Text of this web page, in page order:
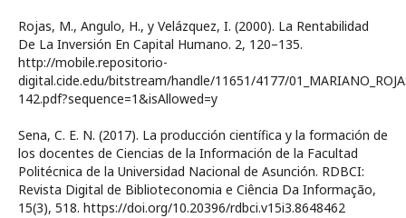
Rojas, M., Angulo, H., y Velázquez, I. (2000). La Rentabilidad
De La Inversión En Capital Humano. 2, 120–135.
http://mobile.repositorio-
digital.cide.edu/bitstream/handle/11651/4177/
142.pdf?sequence=1&isAllowed=y
Sena, C. E. N. (2017). La producción científica y la formación de
los docentes de Ciencias de la Información de la Facultad
Politécnica de la Universidad Nacional de Asunción. RDBCI:
Revista Digital de Biblioteconomia e Ciência Da Informação,
15(3), 518. https://doi.org/10.20396/rdbci.v15i3.8648462